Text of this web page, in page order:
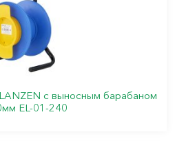
с выносным барабаном
EL-01-240